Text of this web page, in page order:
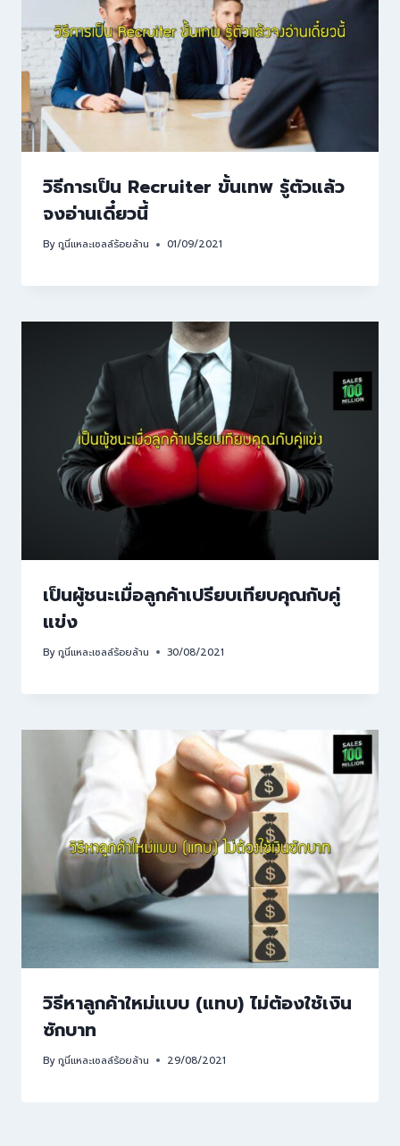
วิธีการเป็น Recruiter ขั้นเทพ รู้ตัวแล้ว
จงอ่านเดี๋ยวนี้
Byกูนี่แหละเซลล์ร้อยล้าน 01/09/2021
เป็นผู้ชนะเมื่อลูกค้าเปรียบเทียบคุณกับคู่
แข่ง
Byกูนี่แหละเซลล์ร้อยล้าน 30/08/2021
วิธีหาลูกค้าใหม่แบบ (แทบ) ไม่ต้องใช้เงิน
ซักบาท
Byกูนี่แหละเซลล์ร้อยล้าน 29/08/2021